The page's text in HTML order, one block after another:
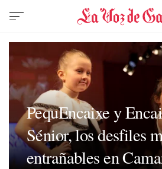
PequEncaixe y
Sénior, los desfiles
entrañables en